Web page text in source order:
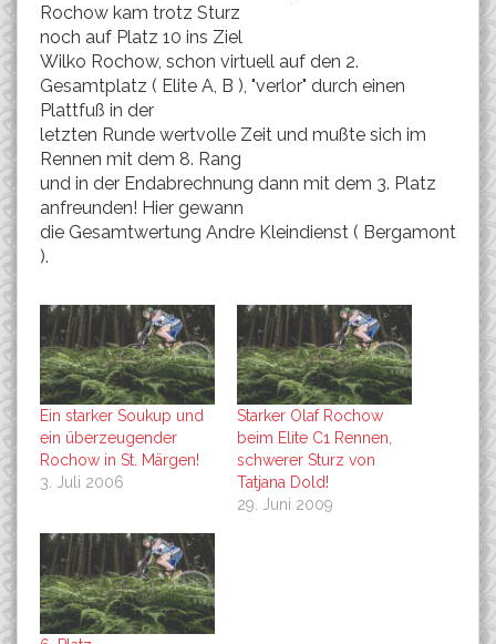
Rochow kam trotz Sturz
noch auf Platz 10 ins Ziel
Wilko Rochow, schon virtuell auf den 2.
Gesamtplatz ( Elite A, B ), "verlor" durch einen
Plattfuß in der
letzten Runde wertvolle Zeit und mußte sich im
Rennen mit dem 8. Rang
und in der Endabrechnung dann mit dem 3. Platz
anfreunden! Hier gewann
die Gesamtwertung Andre Kleindienst ( Bergamont
).
Ein starker Soukup und
ein überzeugender
Rochow in St. Märgen!
3. Juli 2006
Starker Olaf Rochow
beim Elite C1 Rennen,
schwerer Sturz von
Tatjana Dold!
29. Juni 2009